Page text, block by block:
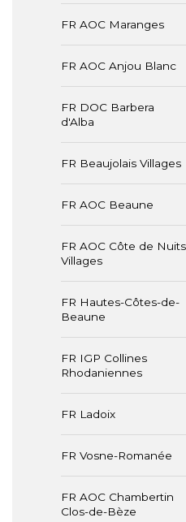
FR AOC Maranges
FR AOC Anjou Blanc
FR DOC Barbera
d'Alba
FR Beaujolais Villages
FR AOC Beaune
FR AOC Côte de Nuits
Villages
FR Hautes-Côtes-de-
Beaune
FR IGP Collines
Rhodaniennes
FR Ladoix
FR Vosne-Romanée
FR AOC Chambertin
Clos-de-Bèze